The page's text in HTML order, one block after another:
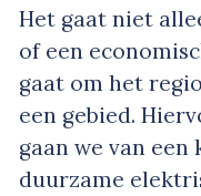
Het gaat niet
of een
gaat om het
een gebied.
gaan we van
duurzame